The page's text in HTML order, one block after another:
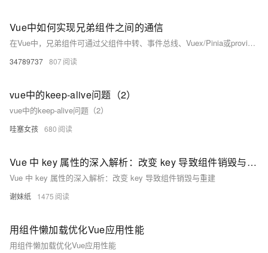
Vue中如何实现兄弟组件之间的通信
在Vue中，兄弟组件可通过父组件中转、事件总线、Vuex/Pinia或provide/inject实现通信。小型项目推荐父组件中转或事件总线，大型项目建议使用Pinia等状态管理工具，确保数据流清晰可控，避免内存泄漏。
34789737 807
vue中的keep-alive问题（2）
vue中的keep-alive问题（2）
哇塞女孩 680
Vue 中 key 属性的深入解析：改变 key 导致组件销毁与重建
Vue 中 key 属性的深入解析：改变 key 导致组件销毁与重建
谢妹纸 1475
用组件懒加载优化Vue应用性能
用组件懒加载优化Vue应用性能